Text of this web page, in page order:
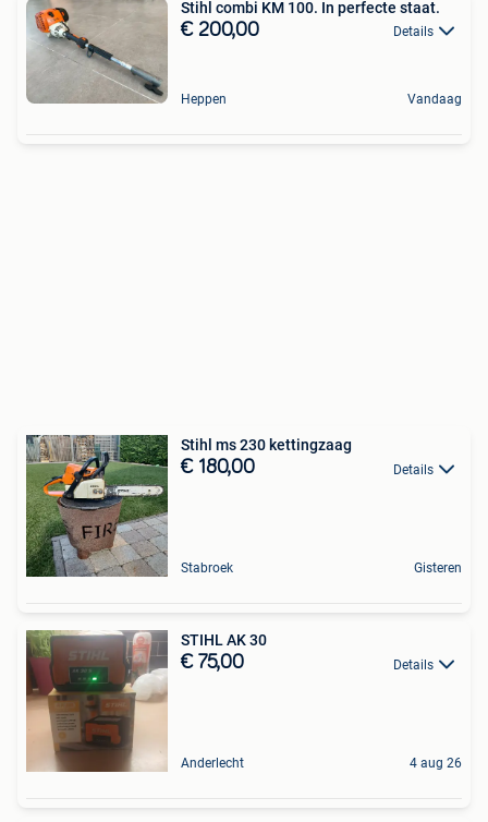
Stihl combi KM 100. In perfecte staat.
€ 200,00 Details
Heppen Vandaag
Stihl ms 230 kettingzaag
€ 180,00 Details
Stabroek Gisteren
STIHL AK 30
€ 75,00 Details
Anderlecht 4 aug 26